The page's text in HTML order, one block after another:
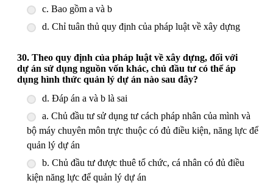
c. Bao gồm a và b
d. Chỉ tuân thủ quy định của pháp luật về xây dựng
30. Theo quy định của pháp luật về xây dựng, đối với
dự án sử dụng nguồn vốn khác, chủ đầu tư có thể áp
dụng hình thức quản lý dự án nào sau đây?
d. Đáp án a và b là sai
a. Chủ đầu tư sử dụng tư cách pháp nhân của mình và
bộ máy chuyên môn trực thuộc có đủ điều kiện, năng lực để
quản lý dự án
b. Chủ đầu tư được thuê tổ chức, cá nhân có đủ điều
kiện năng lực để quản lý dự án